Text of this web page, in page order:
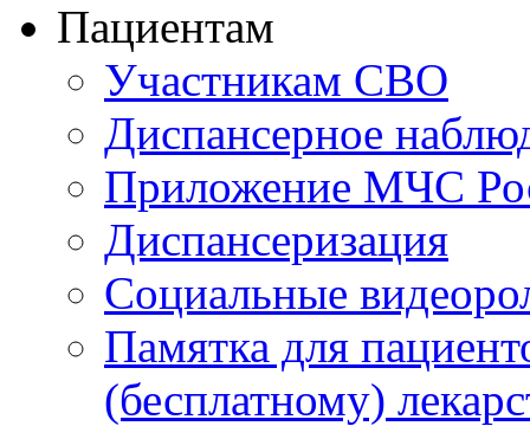
Пациентам
Участникам СВО
Диспансерное
Приложение МЧС
Диспансеризация
Социальные
Памятка для
(бесплатному)